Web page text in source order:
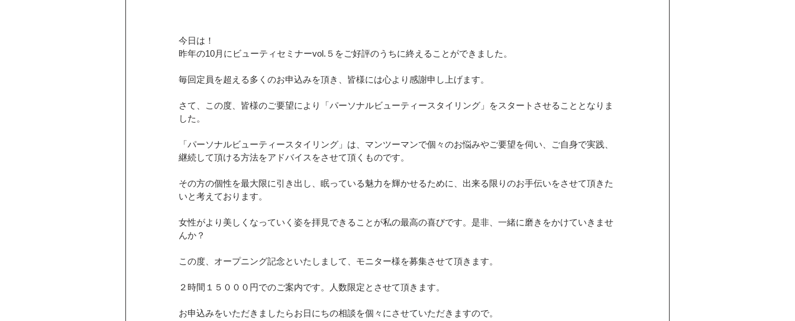
今日は！
昨年の10月にビューティセミナーvol.５をご好評のうちに終えることができました。
毎回定員を超える多くのお申込みを頂き、皆様には心より感謝申し上げます。
さて、この度、皆様のご要望により「パーソナルビューティースタイリング」をスタートさせることとなりま
した。
「パーソナルビューティースタイリング」は、マンツーマンで個々のお悩みやご要望を伺い、ご自身で実践、
継続して頂ける方法をアドバイスをさせて頂くものです。
その方の個性を最大限に引き出し、眠っている魅力を輝かせるために、出来る限りのお手伝いをさせて頂きた
いと考えております。
女性がより美しくなっていく姿を拝見できることが私の最高の喜びです。是非、一緒に磨きをかけていきませ
んか？
この度、オープニング記念といたしまして、モニター様を募集させて頂きます。
２時間１５０００円でのご案内です。人数限定とさせて頂きます。
お申込みをいただきましたらお日にちの相談を個々にさせていただきますので。